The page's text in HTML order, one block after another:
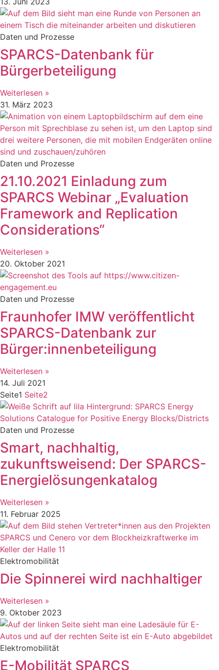
Daten und Prozesse
SPARCS-Datenbank für
Bürgerbeteiligung
Weiterlesen »
31. März 2023
Daten und Prozesse
21.10.2021 Einladung zum
SPARCS Webinar „Evaluation
Framework and Replication
Considerations“
Weiterlesen »
20. Oktober 2021
Daten und Prozesse
Fraunhofer IMW veröffentlicht
SPARCS-Datenbank zur
Bürger:innenbeteiligung
Weiterlesen »
14. Juli 2021
Seite1 Seite2
Daten und Prozesse
Smart, nachhaltig,
zukunftsweisend: Der SPARCS-
Energielösungenkatalog
Weiterlesen »
11. Februar 2025
Elektromobilität
Die Spinnerei wird nachhaltiger
Weiterlesen »
9. Oktober 2023
Elektromobilität
E-Mobilität SPARCS